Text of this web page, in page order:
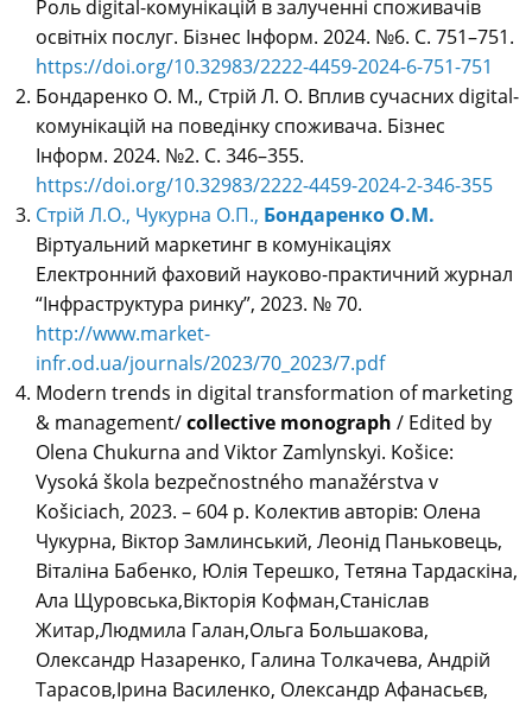
Роль digital-комунікацій в залученні споживачів
освітніх послуг. Бізнес Інформ. 2024. №6. C. 751–751.
https://doi.org/10.32983/2222-4459-2024-6-751-751
Бондаренко О. М., Стрій Л. О. Вплив сучасних digital-
комунікацій на поведінку споживача. Бізнес
Інформ. 2024. №2. C. 346–355.
https://doi.org/10.32983/2222-4459-2024-2-346-355
Стрій Л.О., Чукурна О.П., Бондаренко О.М.
Віртуальний маркетинг в комунікаціях
Електронний фаховий науково-практичний журнал
“Інфраструктура ринку”, 2023. № 70.
http://www.market-
infr.od.ua/journals/2023/70_2023/7.pdf
Modern trends in digital transformation of marketing
& management/collective monograph / Edited by
Olena Chukurna and Viktor Zamlynskyi. Košice:
Vysoká škola bezpečnostného manažérstva v
Košiciach, 2023. – 604 p. Колектив авторів: Олена
Чукурна, Віктор Замлинський, Леонід Паньковець,
Віталіна Бабенко, Юлія Терешко, Тетяна Тардаскіна,
Ала Щуровська,Вікторія Кофман,Станіслав
Житар,Людмила Галан,Ольга Большакова,
Олександр Назаренко, Галина Толкачева, Андрій
Тарасов,Ірина Василенко, Олександр Афанасьєв,